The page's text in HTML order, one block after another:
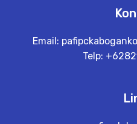
Email:
Telp: